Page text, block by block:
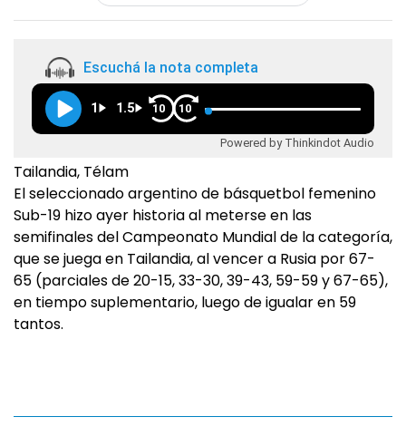
Escuchá la nota completa
1 1.5 10 10
Powered by Thinkindot Audio
Tailandia, Télam
El seleccionado argentino de básquetbol femenino
Sub-19 hizo ayer historia al meterse en las
semifinales del Campeonato Mundial de la categoría,
que se juega en Tailandia, al vencer a Rusia por 67-
65 (parciales de 20-15, 33-30, 39-43, 59-59 y 67-65),
en tiempo suplementario, luego de igualar en 59
tantos.